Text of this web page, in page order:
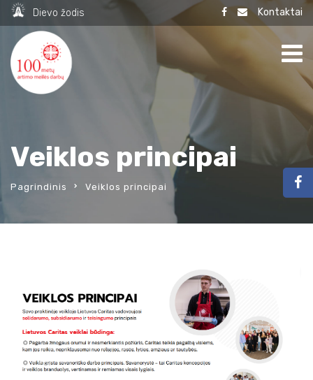
Dievo žodis Kontaktai
Veiklos principai
Pagrindinis Veiklos principai